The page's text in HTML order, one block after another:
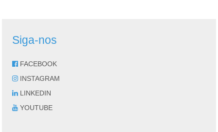
Siga-nos
FACEBOOK
INSTAGRAM
LINKEDIN
YOUTUBE